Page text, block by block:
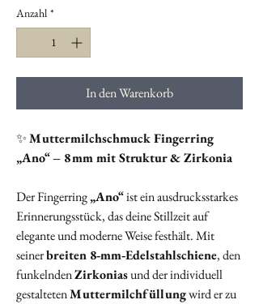
Anzahl *
In den Warenkorb
✨Muttermilchschmuck Fingerring
„Ano“ – 8 mm mit Struktur & Zirkonia
Der Fingerring„Ano“ist ein ausdrucksstarkes
Erinnerungsstück, das deine Stillzeit auf
elegante und moderne Weise festhält. Mit
seinerbreiten 8‑mm‑Edelstahlschiene, den
funkelndenZirkoniasund der individuell
gestaltetenMuttermilchfüllungwird er zu